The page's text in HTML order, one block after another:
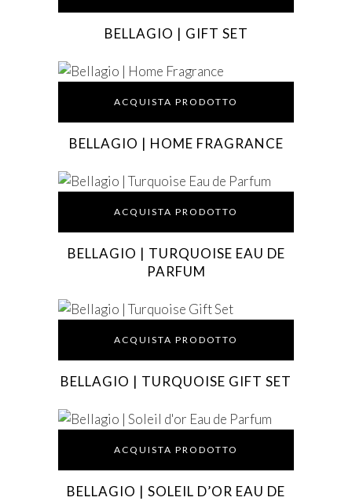
BELLAGIO | GIFT SET
ACQUISTA PRODOTTO
BELLAGIO | HOME FRAGRANCE
ACQUISTA PRODOTTO
BELLAGIO | TURQUOISE EAU DE
PARFUM
ACQUISTA PRODOTTO
BELLAGIO | TURQUOISE GIFT SET
ACQUISTA PRODOTTO
BELLAGIO | SOLEIL D’OR EAU DE